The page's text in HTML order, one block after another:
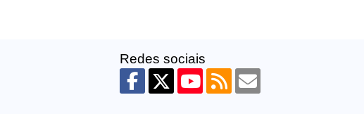
Redes sociais